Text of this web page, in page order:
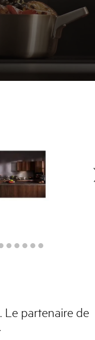
Le partenaire de